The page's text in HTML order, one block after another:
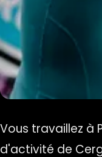
Vous travaillez à
d'activité de